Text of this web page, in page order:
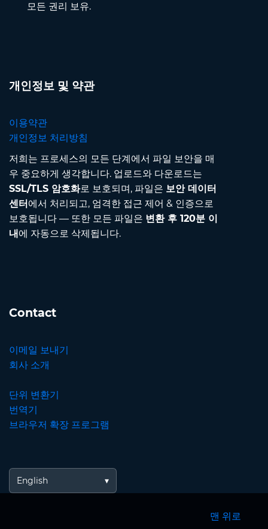
모든 권리 보유.
개인정보 및 약관
이용약관
개인정보 처리방침
저희는 프로세스의 모든 단계에서 파일 보안을 매
우 중요하게 생각합니다. 업로드와 다운로드는
SSL/TLS 암호화로 보호되며, 파일은 보안 데이터
센터 에서 처리되고, 엄격한 접근 제어 & 인증으로
보호됩니다 — 또한 모든 파일은 변환 후 120분 이
내 에 자동으로 삭제됩니다.
Contact
이메일 보내기
회사 소개
단위 변환기
번역기
브라우저 확장 프로그램
English
맨 위로